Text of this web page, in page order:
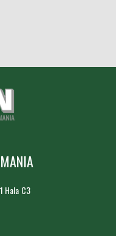
Hala C3